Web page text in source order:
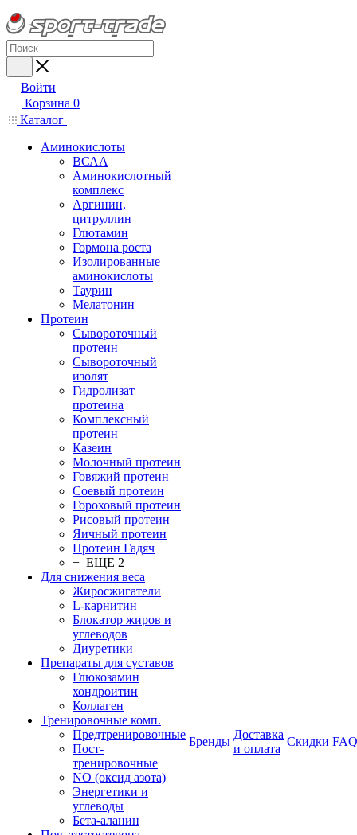
Войти
Корзина 0
Каталог
Аминокислоты
ВСАА
Аминокислотный
комплекс
Аргинин,
цитруллин
Глютамин
Гормона роста
Изолированные
аминокислоты
Таурин
Мелатонин
Протеин
Сывороточный
протеин
Сывороточный
изолят
Гидролизат
протеина
Комплексный
протеин
Казеин
Молочный протеин
Говяжий протеин
Соевый протеин
Гороховый протеин
Рисовый протеин
Яичный протеин
Протеин Гадяч
+ ЕЩЕ 2
Для снижения веса
Жиросжигатели
L-карнитин
Блокатор жиров и
углеводов
Диуретики
Препараты для суставов
Глюкозамин
хондроитин
Коллаген
Тренировочные комп.
Предтренировочные
Пост-
тренировочные
NO (оксид азота)
Энергетики и
углеводы
Бета-аланин
Бренды
Доставка
и оплата
Скидки FAQ